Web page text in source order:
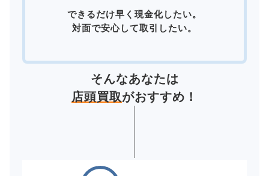
できるだけ早く現金化したい。
対面で安心して取引したい。
そんなあなたは
店頭買取がおすすめ！